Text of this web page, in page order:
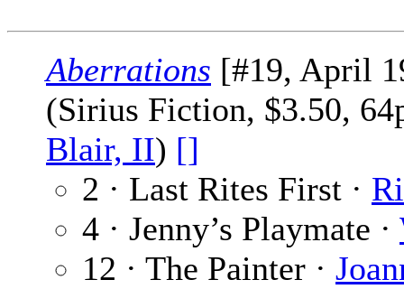
Aberrations [#19, April
(Sirius Fiction, $3.50,
Blair, II) []
2 · Last Rites First ·
4 · Jenny’s Playmate ·
12 · The Painter ·